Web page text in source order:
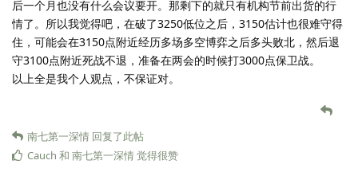
后一个月也没有什么会议要开。那剩下的就只有机构节前出货的行
情了。所以我觉得吧，在破了3250低位之后，3150估计也很难守得
住，可能会在3150点附近经历多场多空博弈之后多头败北，然后退
守3100点附近死战不退，准备在两会的时候打3000点保卫战。
以上全是我个人观点，不保证对。
南七第一深情 回复了此帖
Cauch 和 南七第一深情觉得很赞